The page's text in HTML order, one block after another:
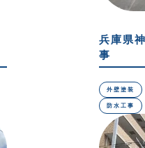
兵庫県
事
外壁塗装
防水工事